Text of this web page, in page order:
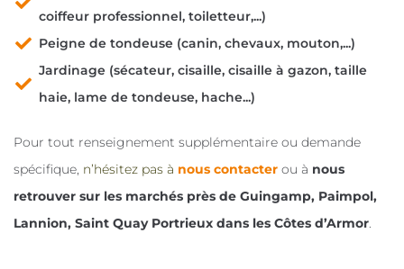
coiffeur professionnel, toiletteur,...)
Peigne de tondeuse (canin, chevaux, mouton,...)
Jardinage (sécateur, cisaille, cisaille à gazon, taille
haie, lame de tondeuse, hache...)
Pour tout renseignement supplémentaire ou demande
spécifique, n’hésitez pas à nous contacter ou à nous
retrouver sur les marchés près de Guingamp, Paimpol,
Lannion, Saint Quay Portrieux dans les Côtes d’Armor.